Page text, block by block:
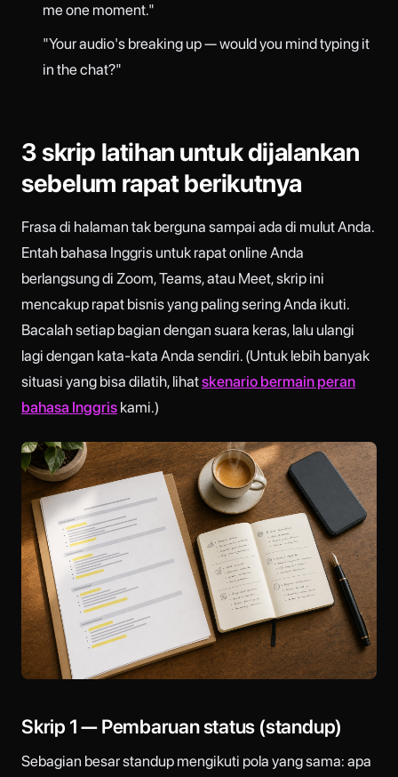
me one moment."
"Your audio's breaking up — would you mind typing it
in the chat?"
3 skrip latihan untuk dijalankan
sebelum rapat berikutnya
Frasa di halaman tak berguna sampai ada di mulut Anda.
Entah bahasa Inggris untuk rapat online Anda
berlangsung di Zoom, Teams, atau Meet, skrip ini
mencakup rapat bisnis yang paling sering Anda ikuti.
Bacalah setiap bagian dengan suara keras, lalu ulangi
lagi dengan kata-kata Anda sendiri. (Untuk lebih banyak
situasi yang bisa dilatih, lihatskenario bermain peran
bahasa Inggris kami.)
Skrip 1 — Pembaruan status (standup)
Sebagian besar standup mengikuti pola yang sama: apa